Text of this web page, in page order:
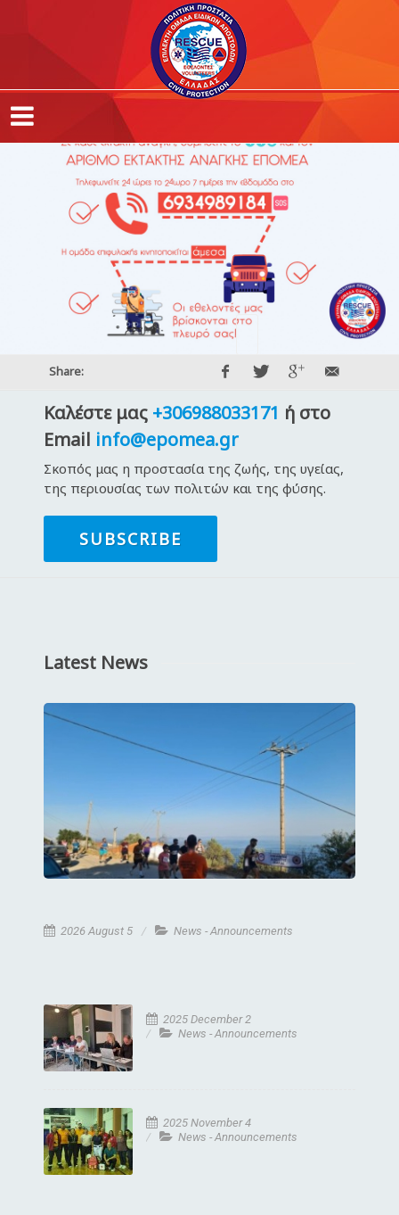
Share:
Καλέστε μας +306988033171 ή στο
Email info@epomea.gr
Σκοπός μας η προστασία της ζωής, της υγείας,
της περιουσίας των πολιτών και της φύσης.
SUBSCRIBE
Latest News
2026 August 5 News - Announcements
2025 December 2
News - Announcements
2025 November 4
News - Announcements